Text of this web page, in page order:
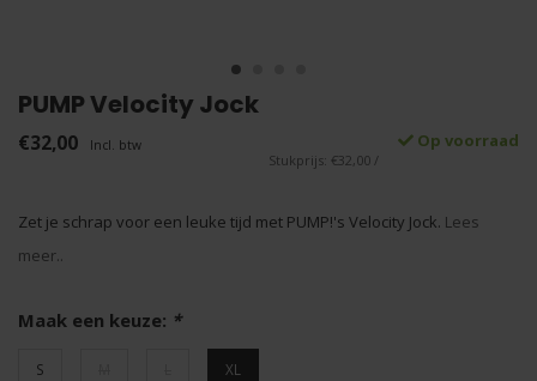
PUMP Velocity Jock
€32,00 Incl. btw Op voorraad
Stukprijs: €32,00 /
Zet je schrap voor een leuke tijd met PUMP!'s Velocity Jock. Lees
meer..
Maak een keuze: *
S XL